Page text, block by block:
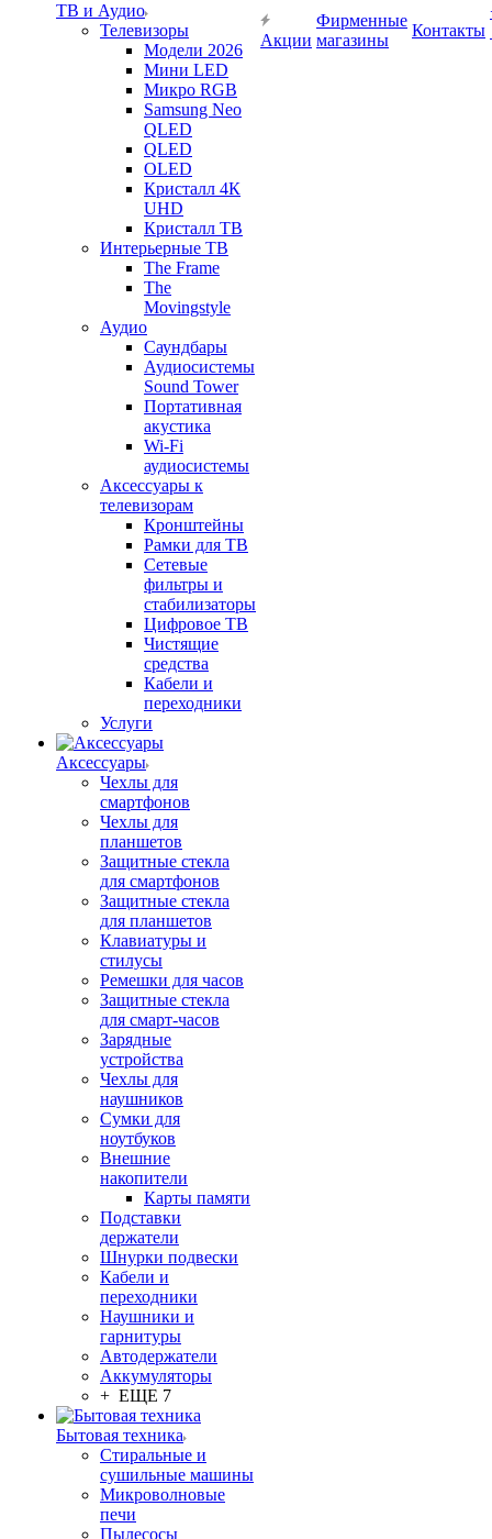
ТВ и Аудио
Телевизоры
Модели 2026
Мини LED
Микро RGB
Samsung Neo
QLED
QLED
OLED
Кристалл 4К
UHD
Кристалл ТВ
Интерьерные ТВ
The Frame
The
Movingstyle
Аудио
Саундбары
Аудиосистемы
Sound Tower
Портативная
акустика
Wi-Fi
аудиосистемы
Аксессуары к
телевизорам
Кронштейны
Рамки для ТВ
Сетевые
фильтры и
стабилизаторы
Цифровое ТВ
Чистящие
средства
Кабели и
переходники
Услуги
Аксессуары
Чехлы для
смартфонов
Чехлы для
планшетов
Защитные стекла
для смартфонов
Защитные стекла
для планшетов
Клавиатуры и
стилусы
Ремешки для часов
Защитные стекла
для смарт-часов
Зарядные
устройства
Чехлы для
наушников
Сумки для
ноутбуков
Внешние
накопители
Карты памяти
Подставки
держатели
Шнурки подвески
Кабели и
переходники
Наушники и
гарнитуры
Автодержатели
Аккумуляторы
+ ЕЩЕ 7
Бытовая техника
Стиральные и
сушильные машины
Микроволновые
печи
Пылесосы
Акции
Фирменные
магазины
Контакты